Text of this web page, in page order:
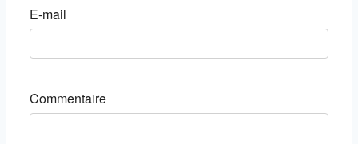
E-mail
Commentaire